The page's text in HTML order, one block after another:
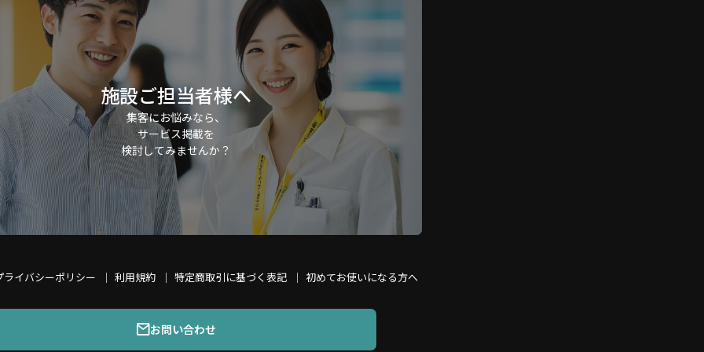
施設ご担当者様へ
集客にお悩みなら、
サービス掲載を
検討してみませんか？
ライバシーポリシー 利用規約 特定商取引に基づく表記 初めてお使いになる方へ
お問い合わせ